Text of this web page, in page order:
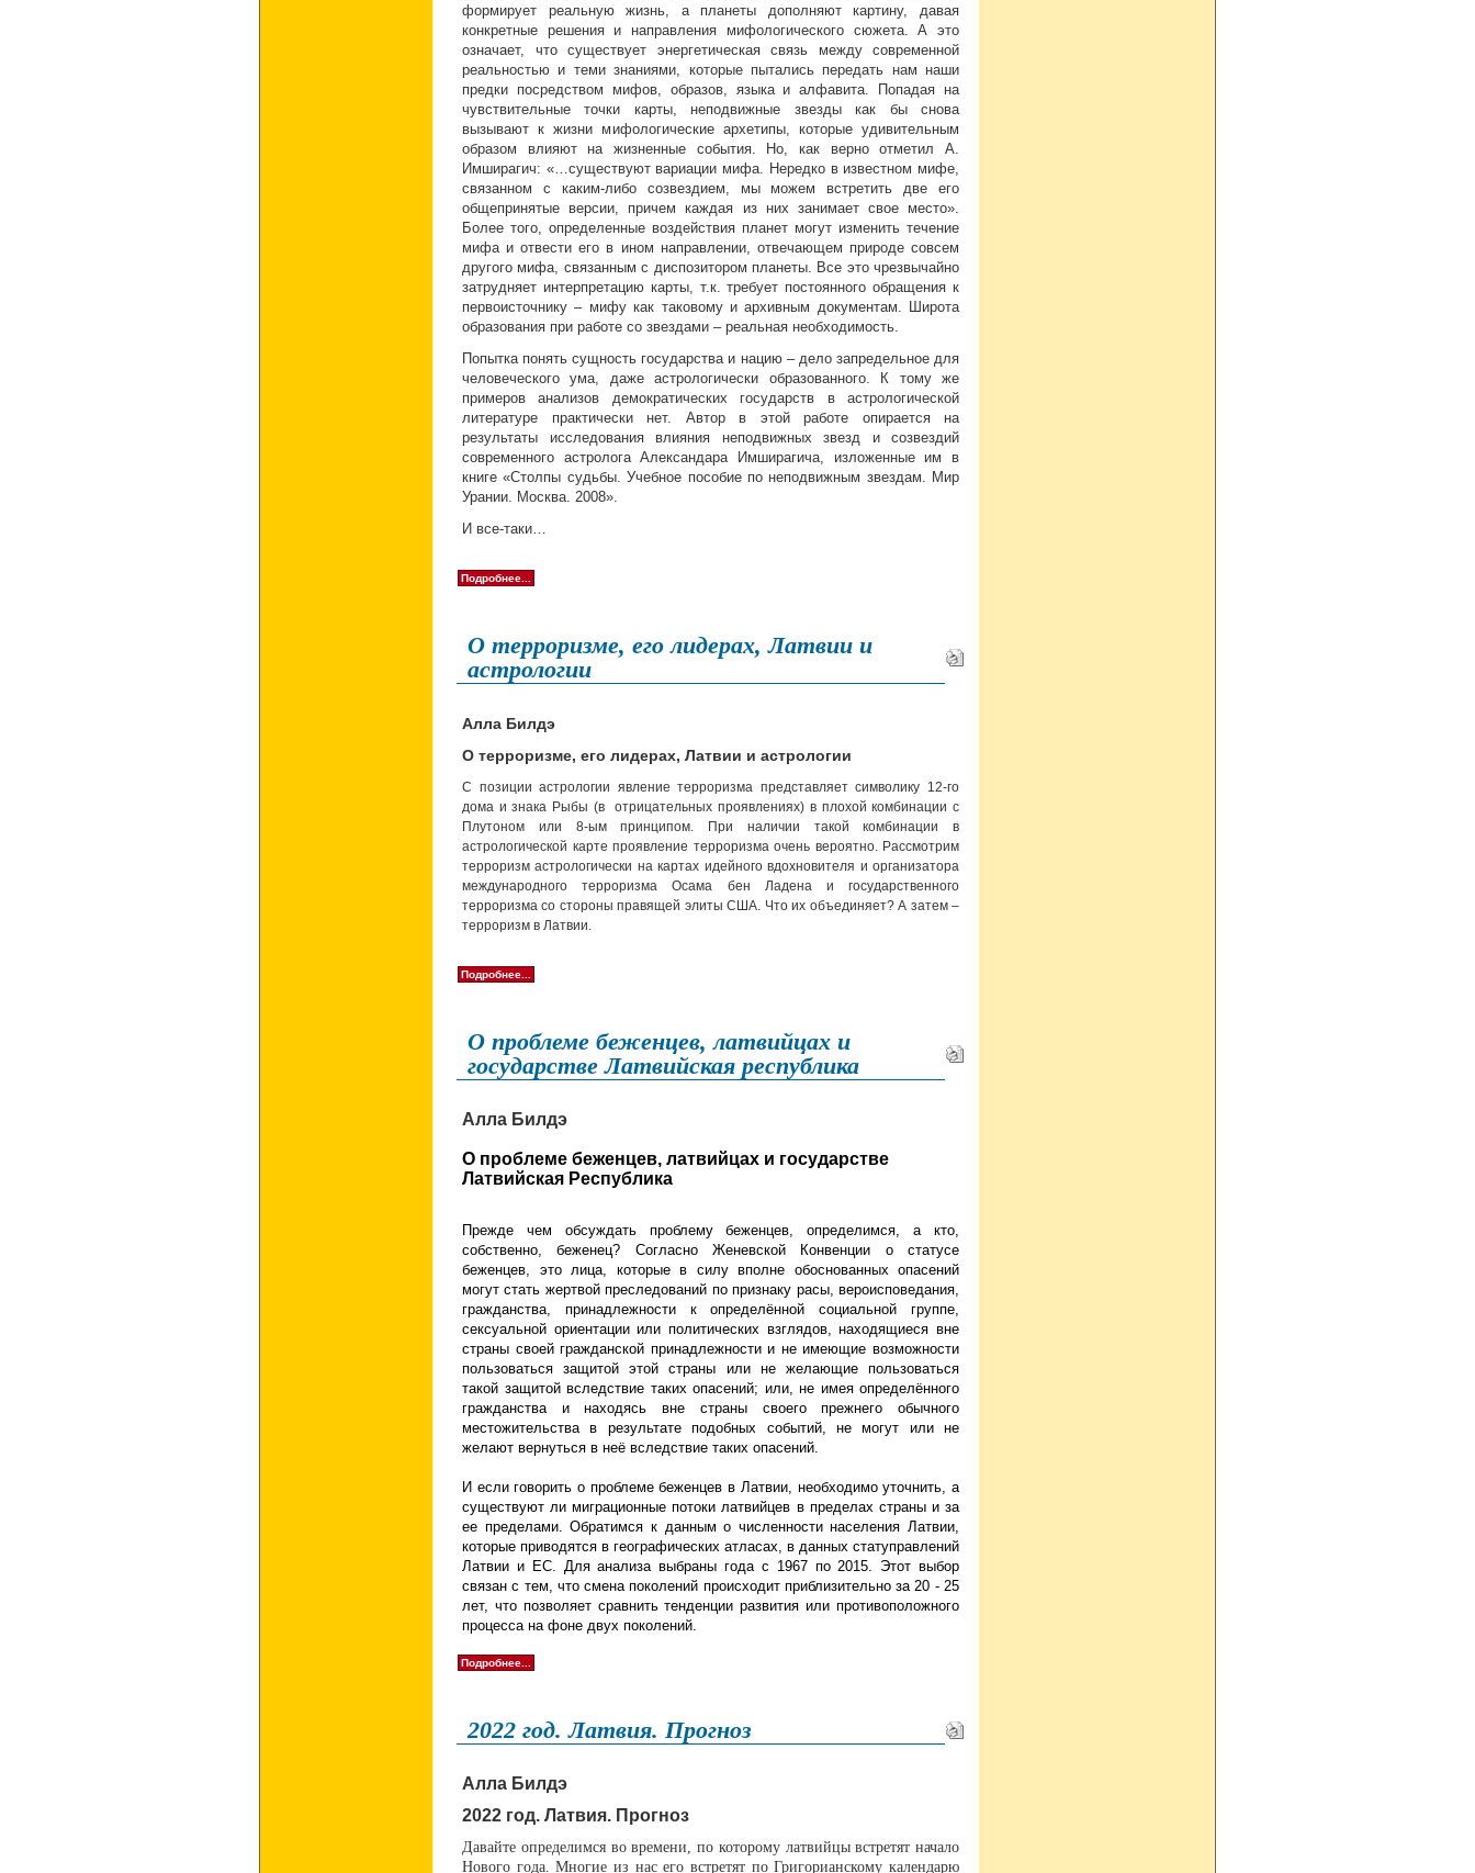
формирует реальную жизнь, а планеты дополняют картину, давая
конкретные решения и направления мифологического сюжета. А это
означает, что существует энергетическая связь между современной
реальностью и теми знаниями, которые пытались передать нам наши
предки посредством мифов, образов, языка и алфавита. Попадая на
чувствительные точки карты, неподвижные звезды как бы снова
вызывают к жизни мифологические архетипы, которые удивительным
образом влияют на жизненные события. Но, как верно отметил А.
Имширагич: «…существуют вариации мифа. Нередко в известном мифе,
связанном с каким-либо созвездием, мы можем встретить две его
общепринятые версии, причем каждая из них занимает свое место».
Более того, определенные воздействия планет могут изменить течение
мифа и отвести его в ином направлении, отвечающем природе совсем
другого мифа, связанным с диспозитором планеты. Все это чрезвычайно
затрудняет интерпретацию карты, т.к. требует постоянного обращения к
первоисточнику – мифу как таковому и архивным документам. Широта
образования при работе со звездами – реальная необходимость.
Попытка понять сущность государства и нацию – дело запредельное для
человеческого ума, даже астрологически образованного. К тому же
примеров анализов демократических государств в астрологической
литературе практически нет. Автор в этой работе опирается на
результаты исследования влияния неподвижных звезд и созвездий
современного астролога Александара Имширагича, изложенные им в
книге «Столпы судьбы. Учебное пособие по неподвижным звездам. Мир
Урании. Москва. 2008».
И все-таки…
Подробнее...
О терроризме, его лидерах, Латвии и
астрологии
Алла Билдэ
О терроризме, его лидерах, Латвии и астрологии
С позиции астрологии явление терроризма представляет символику 12-го
дома и знака Рыбы (в отрицательных проявлениях) в плохой комбинации с
Плутоном или 8-ым принципом. При наличии такой комбинации в
астрологической карте проявление терроризма очень вероятно. Рассмотрим
терроризм астрологически на картах идейного вдохновителя и организатора
международного терроризма Осама бен Ладена и государственного
терроризма со стороны правящей элиты США. Что их объединяет? А затем –
терроризм в Латвии.
Подробнее...
О проблеме беженцев, латвийцах и
государстве Латвийская республика
Алла Билдэ
О проблеме беженцев, латвийцах и государстве
Латвийская Республика
Прежде чем обсуждать проблему беженцев, определимся, а кто,
собственно, беженец? Согласно Женевской Конвенции о статусе
беженцев, это лица, которые в силу вполне обоснованных опасений
могут стать жертвой преследований по признаку расы, вероисповедания,
гражданства, принадлежности к определённой социальной группе,
сексуальной ориентации или политических взглядов, находящиеся вне
страны своей гражданской принадлежности и не имеющие возможности
пользоваться защитой этой страны или не желающие пользоваться
такой защитой вследствие таких опасений; или, не имея определённого
гражданства и находясь вне страны своего прежнего обычного
местожительства в результате подобных событий, не могут или не
желают вернуться в неё вследствие таких опасений.
И если говорить о проблеме беженцев в Латвии, необходимо уточнить, а
существуют ли миграционные потоки латвийцев в пределах страны и за
ее пределами. Обратимся к данным о численности населения Латвии,
которые приводятся в географических атласах, в данных статуправлений
Латвии и ЕС. Для анализа выбраны года с 1967 по 2015. Этот выбор
связан с тем, что смена поколений происходит приблизительно за 20 - 25
лет, что позволяет сравнить тенденции развития или противоположного
процесса на фоне двух поколений.
Подробнее...
2022 год. Латвия. Прогноз
Алла Билдэ
2022 год. Латвия. Прогноз
Давайте определимся во времени, по которому латвийцы встретят начало
Нового года. Многие из нас его встретят по Григорианскому календарю